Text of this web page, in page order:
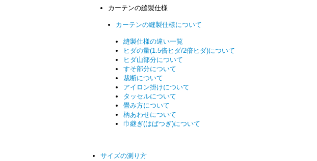
カーテンの縫製仕様
カーテンの縫製仕様について
縫製仕様の違い一覧
ヒダの量(1.5倍ヒダ/2倍ヒダ)について
ヒダ山部分について
すそ部分について
裁断について
アイロン掛けについて
タッセルについて
畳み方について
柄あわせについて
巾継ぎ(はばつぎ)について
サイズの測り方